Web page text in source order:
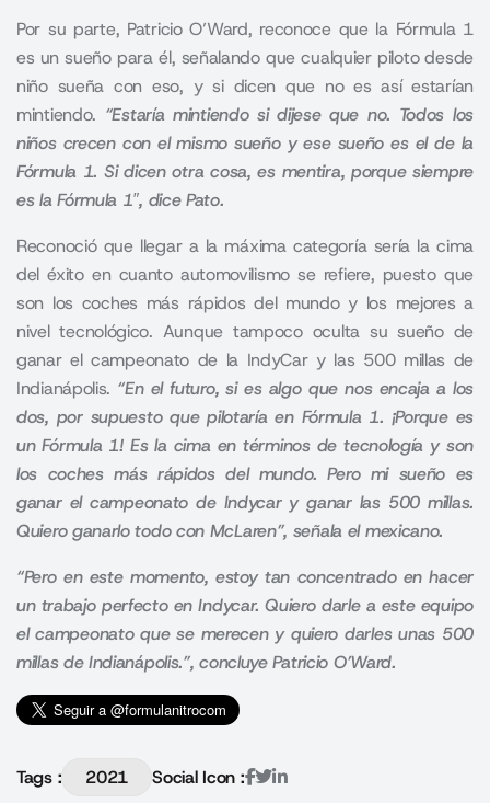
Por su parte, Patricio O’Ward, reconoce que la Fórmula 1
es un sueño para él, señalando que cualquier piloto desde
niño sueña con eso, y si dicen que no es así estarían
mintiendo. “Estaría mintiendo si dijese que no. Todos los
niños crecen con el mismo sueño y ese sueño es el de la
Fórmula 1. Si dicen otra cosa, es mentira, porque siempre
es la Fórmula 1″, dice Pato.
Reconoció que llegar a la máxima categoría sería la cima
del éxito en cuanto automovilismo se refiere, puesto que
son los coches más rápidos del mundo y los mejores a
nivel tecnológico. Aunque tampoco oculta su sueño de
ganar el campeonato de la IndyCar y las 500 millas de
Indianápolis. “En el futuro, si es algo que nos encaja a los
dos, por supuesto que pilotaría en Fórmula 1. ¡Porque es
un Fórmula 1! Es la cima en términos de tecnología y son
los coches más rápidos del mundo. Pero mi sueño es
ganar el campeonato de Indycar y ganar las 500 millas.
Quiero ganarlo todo con McLaren”, señala el mexicano.
“Pero en este momento, estoy tan concentrado en hacer
un trabajo perfecto en Indycar. Quiero darle a este equipo
el campeonato que se merecen y quiero darles unas 500
millas de Indianápolis.”, concluye Patricio O’Ward.
Tags : 2021 Social Icon :